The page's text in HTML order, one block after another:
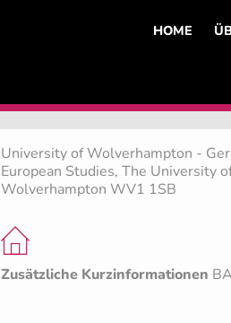
HOME
University of Wolverhampton -
European Studies, The University
Wolverhampton WV1 1SB
Zusätzliche Kurzinformationen